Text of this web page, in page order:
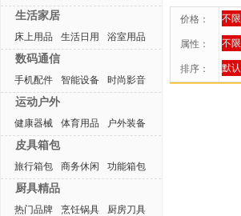
生活家居
床上用品 生活日用 浴室用品
数码通信
手机配件 智能设备 时尚影音
运动户外
健康器械 体育用品 户外装备
皮具箱包
旅行箱包 商务休闲 功能箱包
厨具精品
热门品牌 烹饪锅具 厨房刀具
价格： 不限
属性： 不限
排序： 默认